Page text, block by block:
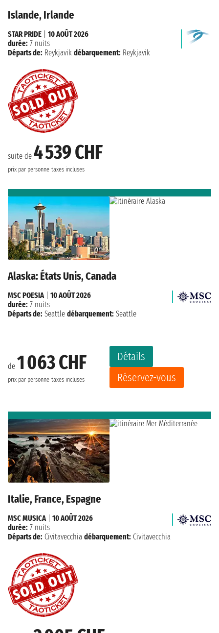
Islande, Irlande
suite de 4 539 CHF
prix par personne taxes incluses
STAR PRIDE
10 AOÛT 2026
durée: 7 nuits
Départs de: Reykjavik débarquement: Reykjavik
Alaska: États Unis, Canada
de 1 063 CHF
prix par personne taxes incluses
Détails
Réservez-vous
MSC POESIA| 10 AOÛT 2026
durée: 7 nuits
Départs de: Seattle débarquement: Seattle
Italie, France, Espagne
MSC MUSICA| 10 AOÛT 2026
durée: 7 nuits
Départs de: Civitavecchia débarquement: Civitavecchia